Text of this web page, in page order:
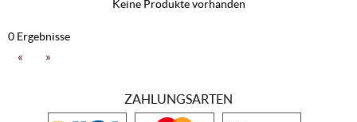
Großriedenthal. Hier entstehen im Segment der Süßweine unter
umweltbewussten Bedingungen hervorragende Eisweine. Der
Tourismus und die Gastronomie haben im kompletten Wagram einen
verstärktes Selbstbewusstsein sorgt. Dies führt zu
Motivationsschüben mit der Folge, dass auf breiter Basis für die
Keine Produkte vorhanden
0 Ergebnisse
« »
ZAHLUNGSARTEN